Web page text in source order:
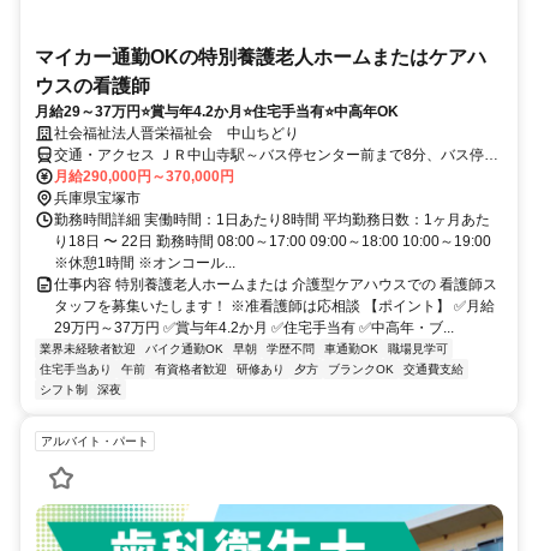
マイカー通勤OKの特別養護老人ホームまたはケアハ
ウスの看護師
月給29～37万円⭐賞与年4.2か月⭐住宅手当有⭐中高年OK
社会福祉法人晋栄福祉会 中山ちどり
交通・アクセス ＪＲ中山寺駅～バス停センター前まで8分、バス停セ
ンター前から徒歩1分
月給290,000円～370,000円
兵庫県宝塚市
勤務時間詳細 実働時間：1日あたり8時間 平均勤務日数：1ヶ月あた
り18日 〜 22日 勤務時間 08:00～17:00 09:00～18:00 10:00～19:00
※休憩1時間 ※オンコール...
仕事内容 特別養護老人ホームまたは 介護型ケアハウスでの 看護師ス
タッフを募集いたします！ ※准看護師は応相談 【ポイント】 ✅月給
29万円～37万円 ✅賞与年4.2か月 ✅住宅手当有 ✅中高年・ブ...
業界未経験者歓迎 バイク通勤OK 早朝 学歴不問 車通勤OK
職場見学可
住宅手当あり
午前 有資格者歓迎 研修あり 夕方 ブランクOK
交通費支給
シフト制
深夜
アルバイト・パート